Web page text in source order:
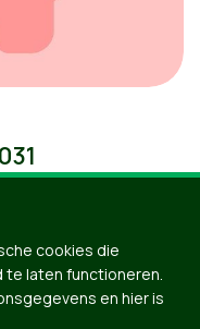
cookies die
te laten functioneren.
en hier is